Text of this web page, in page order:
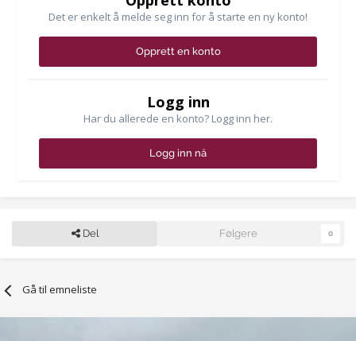
Det er enkelt å melde seg inn for å starte en ny konto!
Opprett en konto
Logg inn
Har du allerede en konto? Logg inn her.
Logg inn nå
Del Følgere 0
Gå til emneliste